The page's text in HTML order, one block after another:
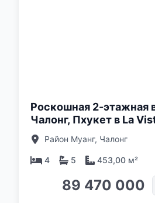
Роскошная 2-этажная
Чалонг, Пхукет в La
Район Муанг, Чалонг
4 5 453,00 м²
89 470 000